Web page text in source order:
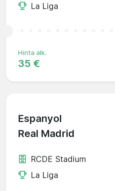
La Liga
Hinta alk.
35 €
Espanyol
Real Madrid
RCDE Stadium
La Liga